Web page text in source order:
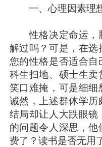
一、心理因素理
性格决定命运，
解过吗？可是，在选
您的性格是否适合
科生扫地、硕士生
笑口难掩，可是细细
诚然，上述群体学
结局却让人大跌眼
的问题令人深思，
费了？读书是否无用